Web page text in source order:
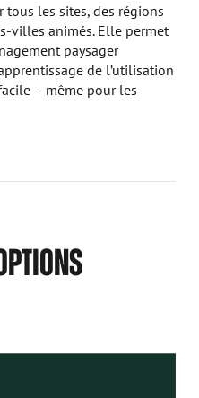
les sites, des régions
villes animés. Elle permet
paysager
de l’utilisation
– même pour les